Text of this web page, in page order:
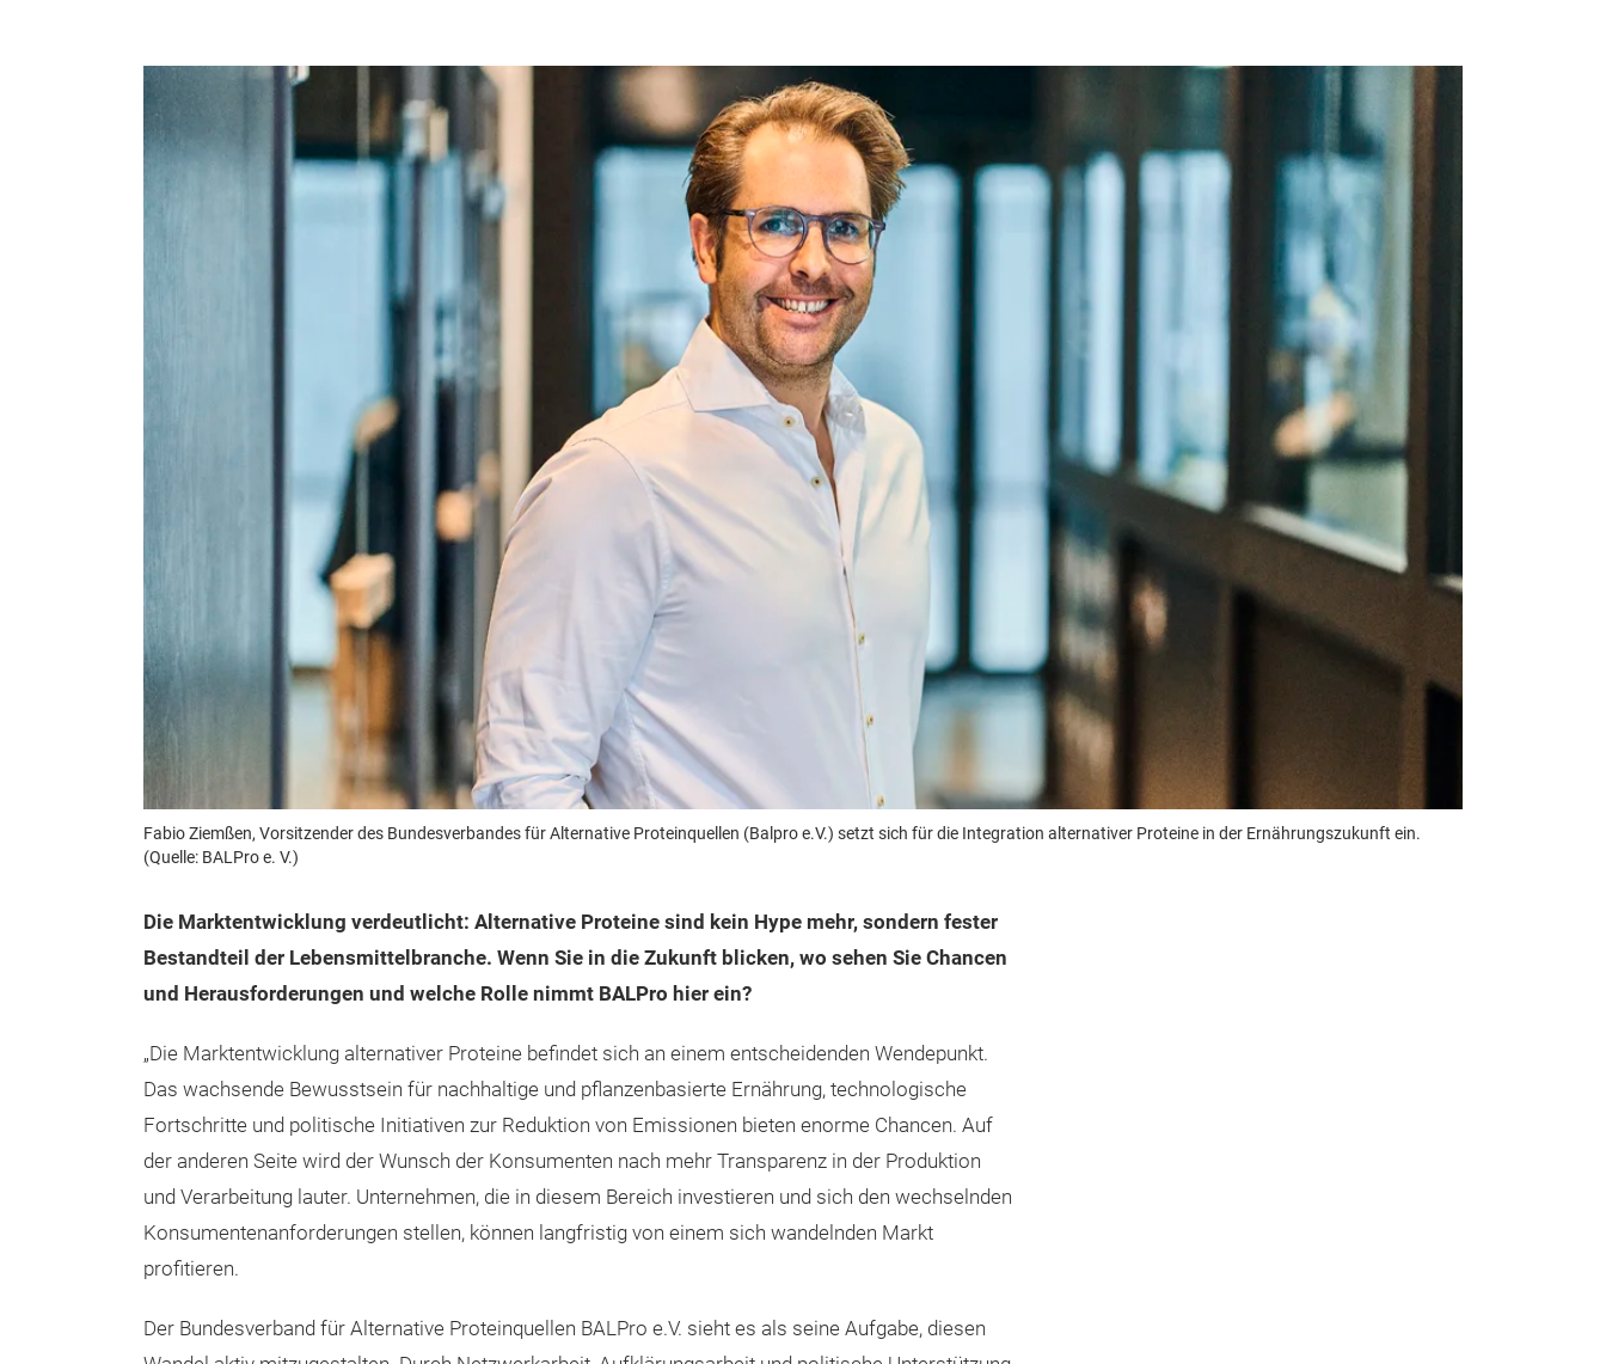
Fabio Ziemßen, Vorsitzender des Bundesverbandes für Alternative Proteinquellen (Balpro e.V.) setzt sich für die Integration alternativer Proteine in der Ernährungszukunft ein.
(Quelle: BALPro e. V.)
Die Marktentwicklung verdeutlicht: Alternative Proteine sind kein Hype mehr, sondern fester
Bestandteil der Lebensmittelbranche. Wenn Sie in die Zukunft blicken, wo sehen Sie Chancen
und Herausforderungen und welche Rolle nimmt BALPro hier ein?
„Die Marktentwicklung alternativer Proteine befindet sich an einem entscheidenden Wendepunkt.
Das wachsende Bewusstsein für nachhaltige und pflanzenbasierte Ernährung, technologische
Fortschritte und politische Initiativen zur Reduktion von Emissionen bieten enorme Chancen. Auf
der anderen Seite wird der Wunsch der Konsumenten nach mehr Transparenz in der Produktion
und Verarbeitung lauter. Unternehmen, die in diesem Bereich investieren und sich den wechselnden
Konsumentenanforderungen stellen, können langfristig von einem sich wandelnden Markt
profitieren.
Der Bundesverband für Alternative Proteinquellen BALPro e.V. sieht es als seine Aufgabe, diesen